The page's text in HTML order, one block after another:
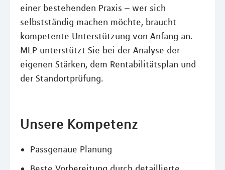
einer bestehenden Praxis – wer sich
selbstständig machen möchte, braucht
kompetente Unterstützung von Anfang an.
MLP unterstützt Sie bei der Analyse der
eigenen Stärken, dem Rentabilitätsplan und
der Standortprüfung.
Unsere Kompetenz
Passgenaue Planung